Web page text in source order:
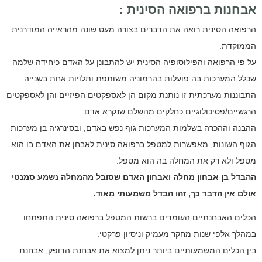
אבחנות ברפואה הסינית :
הרפואה הסינית רואה את הדברים בצורה מעט שונה מהראייה המודרנית
הממוקדת.
על פי הרפואה והפילוסופיה הסינית יש להתבונן על האדם כיחידה שלמה
שכלל המערכות בה פועלות בהרמוניה משותפת ותלויות אחת בשנייה.
התבוננות מערכתית זו נותנת מקום הן לאספקטים הפיזיים והן לאספקטים
הרגשיים/פסיכולוגיים כחלקים מהשלם שנקרא אדם.
ההבנה וההכרה בשלמות המערכות גוף נפש באדם, ובסינרגיה בן מערכות
הגוף השונות, מאפשרות למטפל ברפואה סינית לאבחן את האדם בו הוא
מטפל ולא רק את המחלה בה הוא מטפל.
ההבדל בן אבחון מחלה ואבחון האדם שסובל מהמחלה נשמע סמנטי
אולם אין הדבר כך, זהו הבדל משמעותי מאוד.
הכלים האבחנתיים העומדים ברשות המטפל ברפואה סינית התפתחו
במהלך אלפי שנות מחקר מעמיק וניסיון פרקטי.
בין הכלים המשמעותיים ביותר ניתן למצוא את אבחנת הדופק, אבחנת